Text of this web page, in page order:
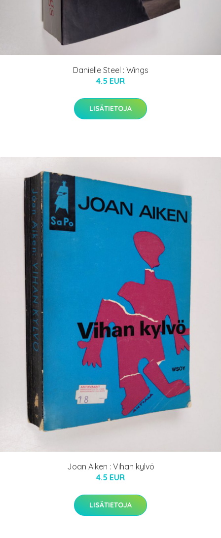
Danielle Steel : Wings
4.5 EUR
LISÄTIETOJA
Joan Aiken : Vihan kylvö
4.5 EUR
LISÄTIETOJA